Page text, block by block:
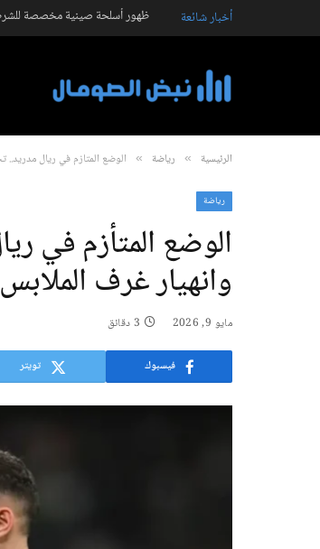
أخبار شائعة ظهور أسلحة صينية مخصصة
الرئيسية » رياضة » الوضع المتأزم في ريال مدريد..
رياضة
الوضع المتأزم في
وانهيار غرف
مايو 9, 2026 3 دقائق
فيسبوك تويتر